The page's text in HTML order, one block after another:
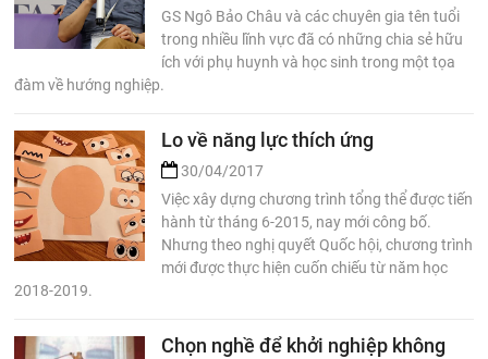
GS Ngô Bảo Châu và các chuyên gia tên tuổi
trong nhiều lĩnh vực đã có những chia sẻ hữu
ích với phụ huynh và học sinh trong một tọa
đàm về hướng nghiệp.
Lo về năng lực thích ứng
30/04/2017
Việc xây dựng chương trình tổng thể được tiến
hành từ tháng 6-2015, nay mới công bố.
Nhưng theo nghị quyết Quốc hội, chương trình
mới được thực hiện cuốn chiếu từ năm học
2018-2019.
Chọn nghề để khởi nghiệp không